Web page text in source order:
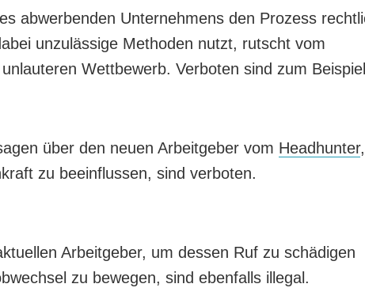
abwerbenden Unternehmens den Prozess
unzulässige Methoden nutzt, rutscht vom
Wettbewerb. Verboten sind zum
über den neuen Arbeitgeber vom Headhunter,
zu beeinflussen, sind verboten.
Arbeitgeber, um dessen Ruf zu schädigen
zu bewegen, sind ebenfalls illegal.